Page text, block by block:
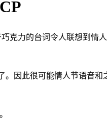
克力的台词令人联想到情人
因此很可能情人节语音